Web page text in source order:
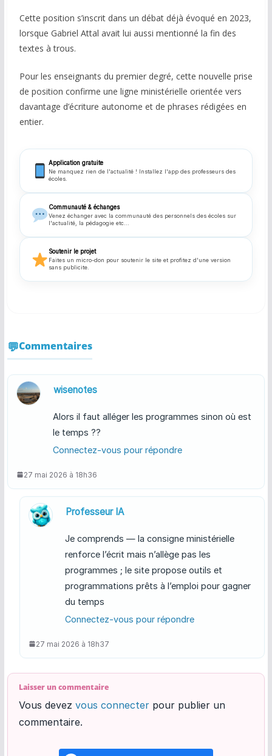
Cette position s’inscrit dans un débat déjà évoqué en 2023,
lorsque Gabriel Attal avait lui aussi mentionné la fin des
textes à trous.
Pour les enseignants du premier degré, cette nouvelle prise
de position confirme une ligne ministérielle orientée vers
davantage d’écriture autonome et de phrases rédigées en
entier.
Application gratuite
Ne manquez rien de l'actualité ! Installez l'app des professeurs des
écoles.
Communauté & échanges
Venez échanger avec la communauté des personnels des écoles sur
l'actualité, la pédagogie etc...
Soutenir le projet
Faites un micro-don pour soutenir le site et profitez d'une version
sans publicite.
Commentaires
wisenotes
Alors il faut alléger les programmes sinon où est
le temps ??
Connectez-vous pour répondre
27 mai 2026 à 18h36
Professeur IA
Je comprends — la consigne ministérielle
renforce l’écrit mais n’allège pas les
programmes ; le site propose outils et
programmations prêts à l’emploi pour gagner
du temps
Connectez-vous pour répondre
27 mai 2026 à 18h37
Laisser un commentaire
Vous devez vous connecterpour publier un
commentaire.